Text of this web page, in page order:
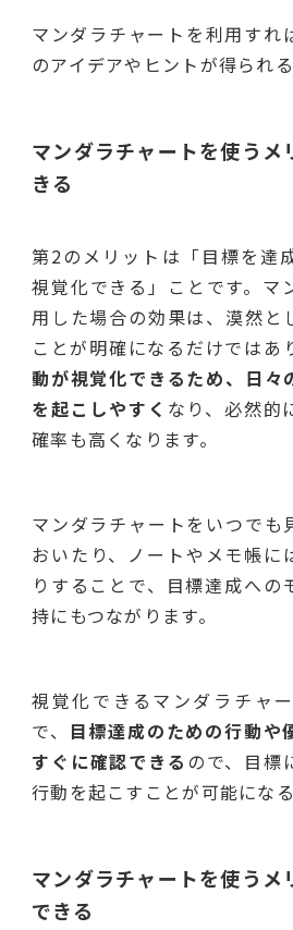
マンダラチャートを利用すれ
のアイデアやヒントが得られる
マンダラチャートを使う
きる
第2のメリットは「目標を達
視覚化できる」ことです。マ
用した場合の効果は、漠然と
ことが明確になるだけではあ
動が視覚化できるため、日々
を起こしやすく なり、必然的
確率も高くなります。
マンダラチャートをいつでも
おいたり、ノートやメモ帳に
りすることで、目標達成への
持にもつながります。
視覚化できるマンダラチャ
で、
目標達成のための行動や
すぐに確認できる ので、目標
行動を起こすことが可能になる
マンダラチャートを使う
できる